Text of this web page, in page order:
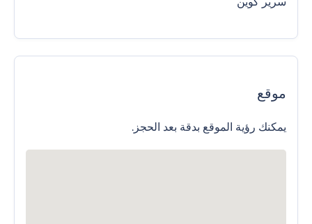
موقع
يمكنك رؤية الموقع بدقة بعد الحجز.